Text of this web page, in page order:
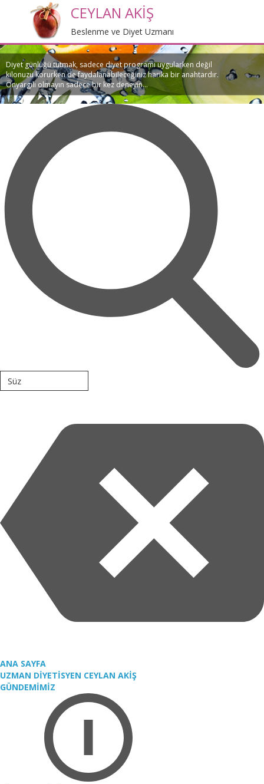
CEYLAN AKİŞ
Beslenme ve Diyet Uzmanı
Diyet günlüğü tutmak, sadece diyet programı uygularken değil
kilonuzu korurken de faydalanabileceğiniz harika bir anahtardır.
Önyargılı olmayın sadece bir kez deneyin...
ANA SAYFA
UZMAN DİYETİSYEN CEYLAN AKİŞ
GÜNDEMİMİZ